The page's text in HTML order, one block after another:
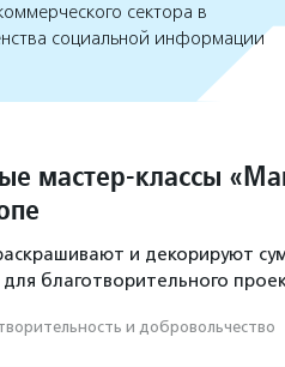
сектора в
социальной информации
мастер-классы
и декорируют
благотворительного
и доброволь­чест­во